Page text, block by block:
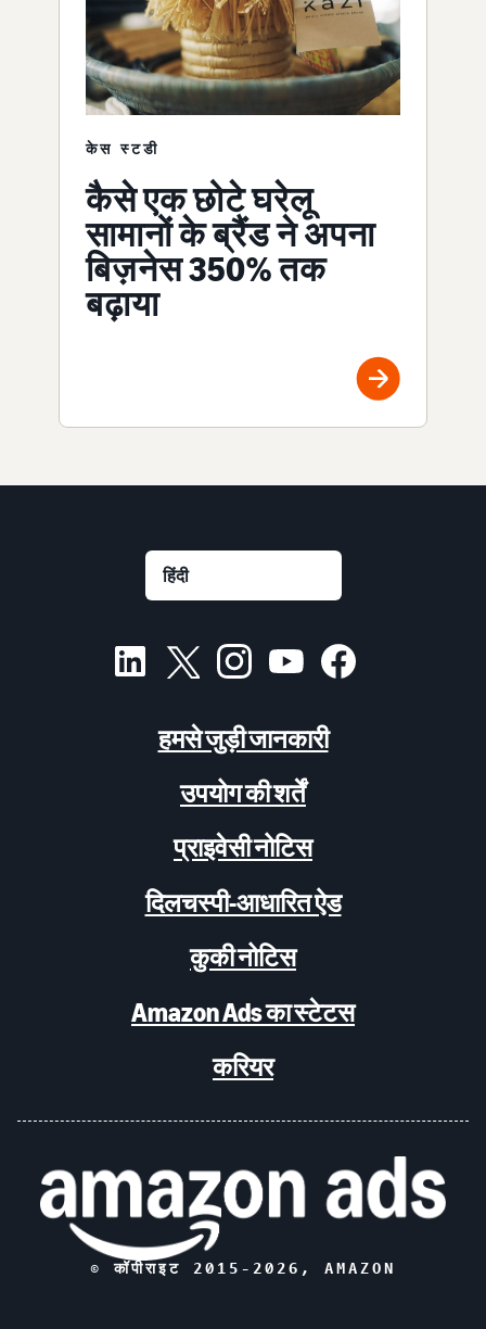
केस स्टडी
कैसे एक छोटे घरेलू
सामानों के ब्रैंड ने अपना
बिज़नेस 350% तक
बढ़ाया
हमसे जुड़ी जानकारी
उपयोग की शर्तें
प्राइवेसी नोटिस
दिलचस्पी-आधारित ऐड
कुकी नोटिस
Amazon Ads का स्टेटस
करियर
© कॉपीराइट 2015- 2026 , AMAZON